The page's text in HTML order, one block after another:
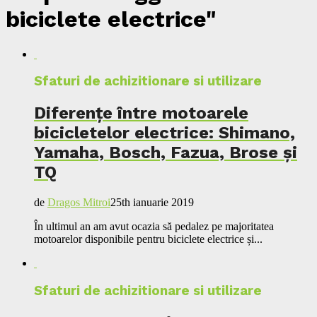
biciclete electrice"
Sfaturi de achizitionare si utilizare
Diferențe între motoarele
bicicletelor electrice: Shimano,
Yamaha, Bosch, Fazua, Brose și
TQ
de Dragos Mitroi25th ianuarie 2019
În ultimul an am avut ocazia să pedalez pe majoritatea
motoarelor disponibile pentru biciclete electrice și...
Sfaturi de achizitionare si utilizare